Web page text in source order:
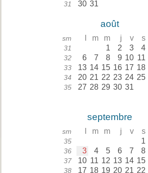
31 30 31
août
sm m m j v s
31 1 2 3 4
32 6 7 8 9 10 11
33 13 14 15 16 17 18
34 20 21 22 23 24 25
35 27 28 29 30 31
septembre
sm m m j v s
35 1
36 3 4 5 6 7 8
37 10 11 12 13 14 15
38 17 18 19 20 21 22